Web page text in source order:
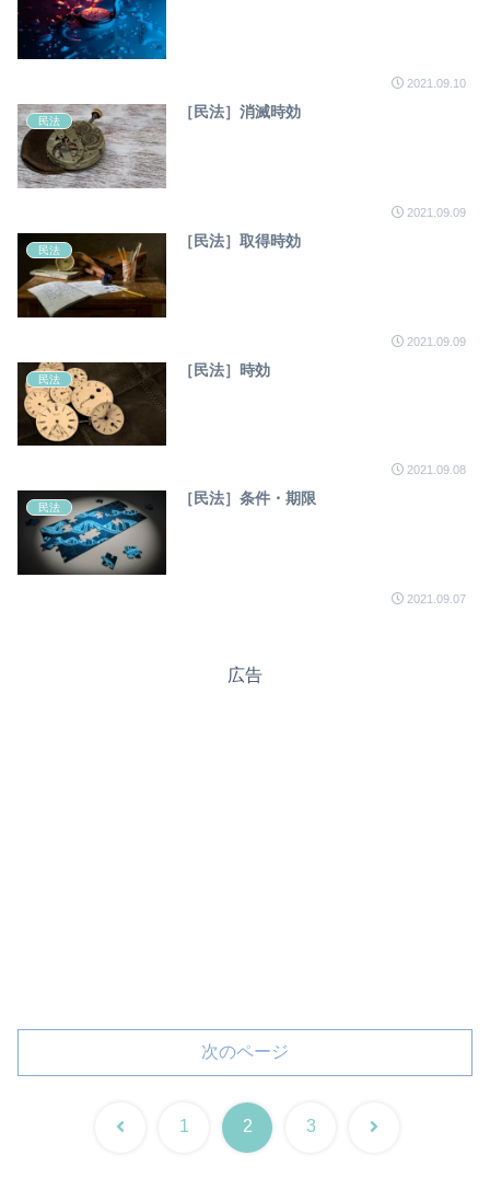
2021.09.10
民法
［民法］消滅時効
2021.09.09
民法
［民法］取得時効
2021.09.09
民法
［民法］時効
2021.09.08
民法
［民法］条件・期限
2021.09.07
広告
次のページ
前 1 2 3 次